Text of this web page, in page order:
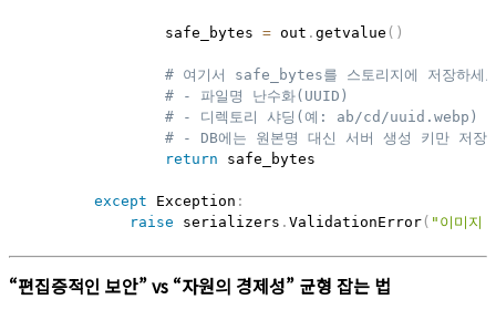
                safe_bytes
= out . getvalue ( )
# 여기서 safe_bytes를 스토리지에 저장하세
# - 파일명 난수화(UUID)
# - 디렉토리 샤딩(예: ab/cd/uuid.webp)
# - DB에는 원본명 대신 서버 생성 키만 저장
return safe_bytes
except Exception :
raise serializers . ValidationError( "이미지
“편집증적인 보안” vs “자원의 경제성” 균형 잡는 법